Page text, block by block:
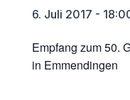
6. Juli 2017 -
Empfang zum 50.
in Emmendingen